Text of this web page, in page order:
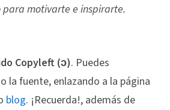
motivarte e inspirarte.
Copyleft (ↄ). Puedes
la fuente, enlazando a la página
blog. ¡Recuerda!, además de